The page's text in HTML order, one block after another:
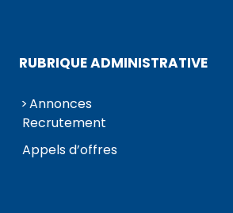
RUBRIQUE ADMINISTRATIVE
Annonces
Recrutement
Appels d’offres